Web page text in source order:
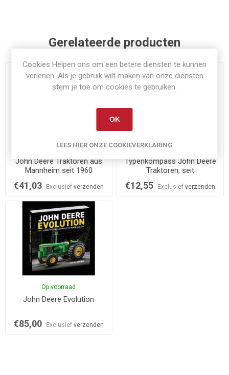
Gerelateerde producten
Niet op voorraad
John Deere Traktoren aus
Mannheim seit 1960
€41,03 Exclusief verzenden
Op voorraad
Typenkompass John Deere
Traktoren, seit
€12,55 Exclusiefverzenden
Op voorraad
John Deere Evolution
€85,00 Exclusief verzenden
Cookies Helpen ons om een betere diensten te kunnen
verlenen. Als je gebruik wilt maken van onze diensten
stem je toe om cookies te gebruiken.
OK
LEES HIER ONZE COOKIEVERKLARING